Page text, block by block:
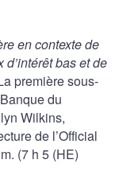
en contexte de
bas et de
première sous-
du
Wilkins,
de l’Official
(7 h 5 (HE)